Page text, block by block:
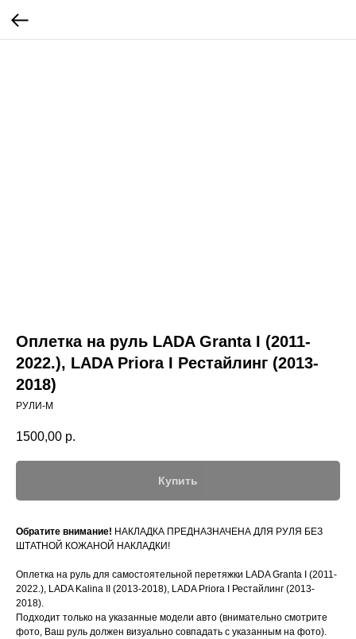
Оплетка на руль LADA Granta I (2011-
2022.), LADA Priora I Рестайлинг (2013-
2018)
РУЛИ-М
1500,00 р.
Купить
Обратите внимание! НАКЛАДКА ПРЕДНАЗНАЧЕНА ДЛЯ РУЛЯ БЕЗ
ШТАТНОЙ КОЖАНОЙ НАКЛАДКИ!
Оплетка на руль для самостоятельной перетяжки LADA Granta I (2011-
2022.), LADA Kalina II (2013-2018), LADA Priora I Рестайлинг (2013-
2018).
Подходит только на указанные модели авто (внимательно смотрите
фото, Ваш руль должен визуально совпадать с указанным на фото).